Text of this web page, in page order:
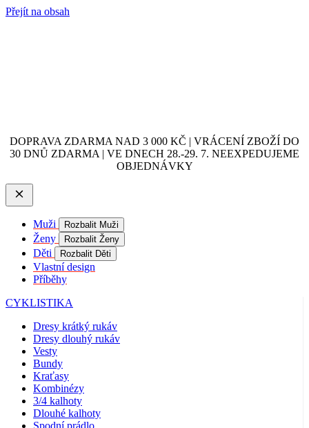
Přejít na obsah
DOPRAVA ZDARMA NAD 3 000 KČ | VRÁCENÍ ZBOŽÍ DO
30 DNŮ ZDARMA | VE DNECH 28.-29. 7. NEEXPEDUJEME
OBJEDNÁVKY
Muži Rozbalit Muži
Ženy Rozbalit Ženy
Děti Rozbalit Děti
Vlastní design
Příběhy
CYKLISTIKA
Dresy krátký rukáv
Dresy dlouhý rukáv
Vesty
Bundy
Kraťasy
Kombinézy
3/4 kalhoty
Dlouhé kalhoty
Spodní prádlo